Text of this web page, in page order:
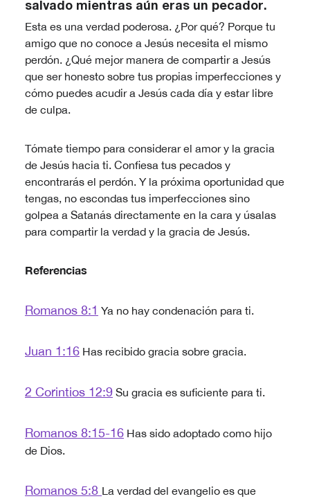
salvado mientras aún eras un pecador.
Esta es una verdad poderosa. ¿Por qué? Porque tu
amigo que no conoce a Jesús necesita el mismo
perdón. ¿Qué mejor manera de compartir a Jesús
que ser honesto sobre tus propias imperfecciones y
cómo puedes acudir a Jesús cada día y estar libre
de culpa.
Tómate tiempo para considerar el amor y la gracia
de Jesús hacia ti. Confiesa tus pecados y
encontrarás el perdón. Y la próxima oportunidad que
tengas, no escondas tus imperfecciones sino
golpea a Satanás directamente en la cara y úsalas
para compartir la verdad y la gracia de Jesús.
Referencias
Romanos 8:1 Ya no hay condenación para ti.
Juan 1:16 Has recibido gracia sobre gracia.
2 Corintios 12:9 Su gracia es suficiente para ti.
Romanos 8:15-16 Has sido adoptado como hijo
de Dios.
Romanos 5:8 La verdad del evangelio es que